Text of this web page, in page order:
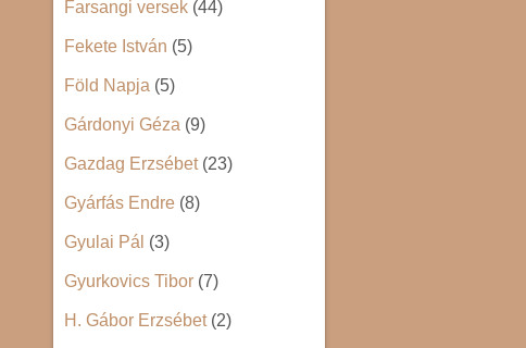
Farsangi versek (44)
Fekete István (5)
Föld Napja (5)
Gárdonyi Géza (9)
Gazdag Erzsébet(23)
Gyárfás Endre (8)
Gyulai Pál (3)
Gyurkovics Tibor (7)
H. Gábor Erzsébet(2)